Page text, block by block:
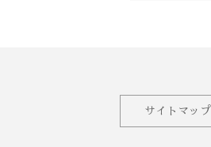
サイトマップ